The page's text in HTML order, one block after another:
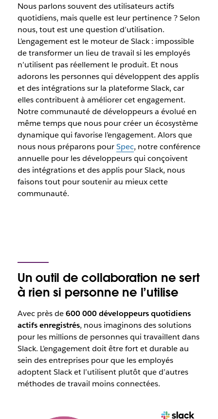
Nous parlons souvent des utilisateurs actifs
quotidiens, mais quelle est leur pertinence ? Selon
nous, tout est une question d’utilisation.
L’engagement est le moteur de Slack : impossible
de transformer un lieu de travail si les employés
n’utilisent pas réellement le produit. Et nous
adorons les personnes qui développent des applis
et des intégrations sur la plateforme Slack, car
elles contribuent à améliorer cet engagement.
Notre communauté de développeurs a évolué en
même temps que nous pour créer un écosystème
dynamique qui favorise l’engagement. Alors que
nous nous préparons pourSpec, notre conférence
annuelle pour les développeurs qui conçoivent
des intégrations et des applis pour Slack, nous
faisons tout pour soutenir au mieux cette
communauté.
Un outil de collaboration ne sert
à rien si personne ne l’utilise
Avec près de600 000 développeurs quotidiens
actifs enregistrés, nous imaginons des solutions
pour les millions de personnes qui travaillent dans
Slack. L’engagement doit être fort et durable au
sein des entreprises pour que les employés
adoptent Slack et l’utilisent plutôt que d’autres
méthodes de travail moins connectées.